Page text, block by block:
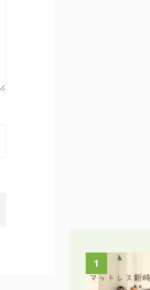
1